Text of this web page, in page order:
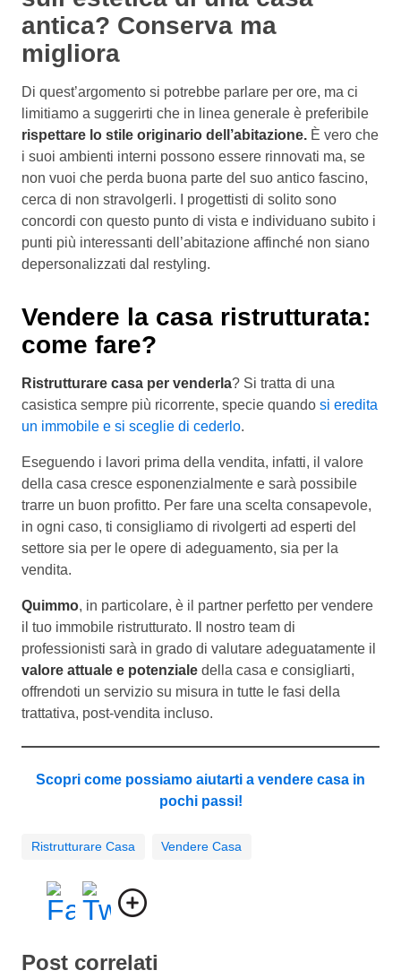
antica? Conserva ma
migliora
Di quest’argomento si potrebbe parlare per ore, ma ci
limitiamo a suggerirti che in linea generale è preferibile
rispettare lo stile originario dell’abitazione. È vero che
i suoi ambienti interni possono essere rinnovati ma, se
non vuoi che perda buona parte del suo antico fascino,
cerca di non stravolgerli. I progettisti di solito sono
concordi con questo punto di vista e individuano subito i
punti più interessanti dell’abitazione affinché non siano
depersonalizzati dal restyling.
Vendere la casa ristrutturata:
come fare?
Ristrutturare casa per venderla? Si tratta di una
casistica sempre più ricorrente, specie quando si eredita
un immobile e si sceglie di cederlo.
Eseguendo i lavori prima della vendita, infatti, il valore
della casa cresce esponenzialmente e sarà possibile
trarre un buon profitto. Per fare una scelta consapevole,
in ogni caso, ti consigliamo di rivolgerti ad esperti del
settore sia per le opere di adeguamento, sia per la
vendita.
Quimmo, in particolare, è il partner perfetto per vendere
il tuo immobile ristrutturato. Il nostro team di
professionisti sarà in grado di valutare adeguatamente il
valore attuale e potenziale della casa e consigliarti,
offrendoti un servizio su misura in tutte le fasi della
trattativa, post-vendita incluso.
Scopri come possiamo aiutarti a vendere casa in
pochi passi!
Ristrutturare Casa Vendere Casa
Post correlati